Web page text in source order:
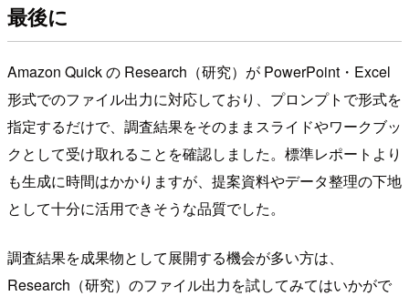
最後に
Amazon Quick の Research（研究）が PowerPoint・Excel
形式でのファイル出力に対応しており、プロンプトで形式を
指定するだけで、調査結果をそのままスライドやワークブッ
クとして受け取れることを確認しました。標準レポートより
も生成に時間はかかりますが、提案資料やデータ整理の下地
として十分に活用できそうな品質でした。
調査結果を成果物として展開する機会が多い方は、
Research（研究）のファイル出力を試してみてはいかがで